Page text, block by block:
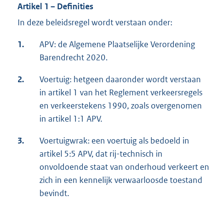
Artikel 1 – Definities
In deze beleidsregel wordt verstaan onder:
1.
APV: de Algemene Plaatselijke Verordening
Barendrecht 2020.
2.
Voertuig: hetgeen daaronder wordt verstaan
in artikel 1 van het Reglement verkeersregels
en verkeerstekens 1990, zoals overgenomen
in artikel 1:1 APV.
3.
Voertuigwrak: een voertuig als bedoeld in
artikel 5:5 APV, dat rij-technisch in
onvoldoende staat van onderhoud verkeert en
zich in een kennelijk verwaarloosde toestand
bevindt.